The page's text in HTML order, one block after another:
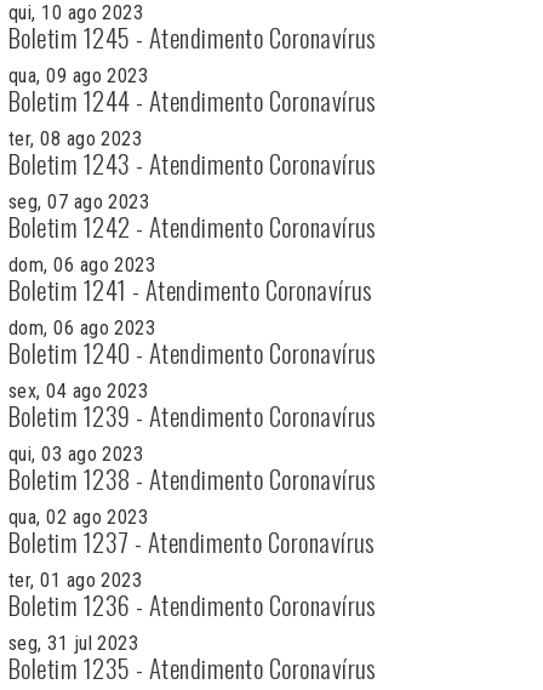
qui, 10 ago 2023
Boletim 1245 - Atendimento Coronavírus
qua, 09 ago 2023
Boletim 1244 - Atendimento Coronavírus
ter, 08 ago 2023
Boletim 1243 - Atendimento Coronavírus
seg, 07 ago 2023
Boletim 1242 - Atendimento Coronavírus
dom, 06 ago 2023
Boletim 1241 - Atendimento Coronavírus
dom, 06 ago 2023
Boletim 1240 - Atendimento Coronavírus
sex, 04 ago 2023
Boletim 1239 - Atendimento Coronavírus
qui, 03 ago 2023
Boletim 1238 - Atendimento Coronavírus
qua, 02 ago 2023
Boletim 1237 - Atendimento Coronavírus
ter, 01 ago 2023
Boletim 1236 - Atendimento Coronavírus
seg, 31 jul 2023
Boletim 1235 - Atendimento Coronavírus